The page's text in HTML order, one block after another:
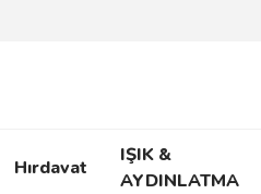
Hırdavat
IŞIK &
AYDINLATMA